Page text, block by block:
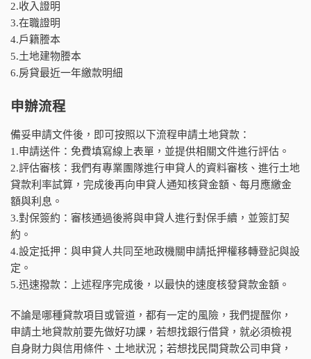
2.收入證明
3.在職證明
4.戶籍謄本
5.土地建物謄本
6.房貸最近一年繳款明細
申辦流程
備妥申請文件後，即可按照以下流程申請土地貸款：
1.申請送件：免費填寫線上表單，並提供相關文件進行評估。
2.評估審核：我們有專業團隊進行申貸人的資料審核、進行土地
貸款利率試算，完成後再向申貸人通知核貸金額、每月應繳金
額與利息。
3.對保簽約：審核通過後將與申貸人進行對保手續，並簽訂契
約。
4.設定抵押：與申貸人共同至地政機關申請抵押權移轉登記與設
定。
5.迅速撥款：上述程序完成後，以最快的速度核發貸款金額。
不論是哪種貸款項目或管道，都有一定的風險，我們提醒你，
申請土地貸款前要先做好功課，若想找銀行借貸，就必須檢視
自身財力與信用條件、土地狀況；若想找民間貸款公司申貸，